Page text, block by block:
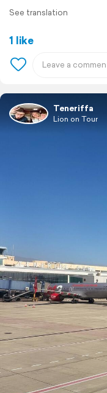
See translation
1 like
Teneriffa
Lion on Tour